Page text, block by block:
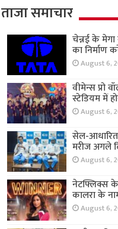
ताजा समाचार
चेन्नई के मेगा
का निर्माण
August 6,
वीमेन्स प्रो
स्टेडियम में
August 6,
सेल-आधारित
मरीज अगले
August 6,
नेटफ्लिक्स के
कालरा के
August 6,